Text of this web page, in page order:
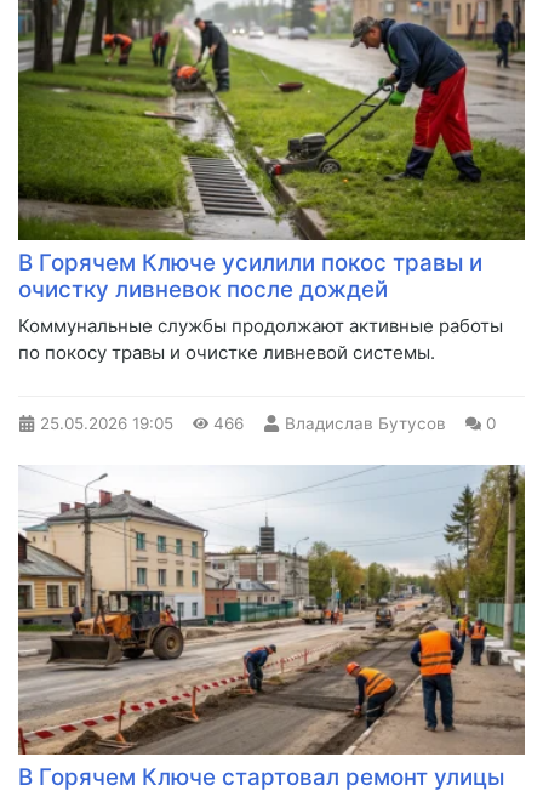
В Горячем Ключе усилили покос травы и
очистку ливневок после дождей
Коммунальные службы продолжают активные работы
по покосу травы и очистке ливневой системы.
25.05.2026 19:05 466 Владислав Бутусов 0
В Горячем Ключе стартовал ремонт улицы